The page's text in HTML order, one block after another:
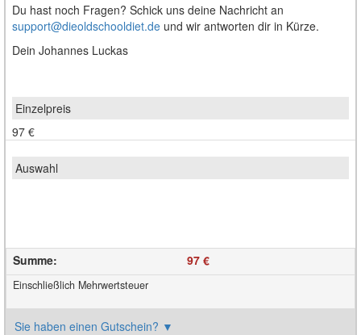
Du hast noch Fragen? Schick uns deine Nachricht an
support@dieoldschooldiet.de und wir antworten dir in Kürze.
Dein Johannes Luckas
97 €
Summe: 97 €
Einschließlich Mehrwertsteuer
Sie haben einen Gutschein? ▼